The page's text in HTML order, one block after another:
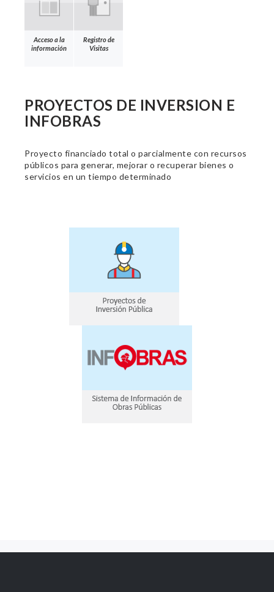
Acceso a la
información
Registro de
Visitas
PROYECTOS DE INVERSION E
INFOBRAS
Proyecto financiado total o parcialmente con recursos
públicos para generar, mejorar o recuperar bienes o
servicios en un tiempo determinado